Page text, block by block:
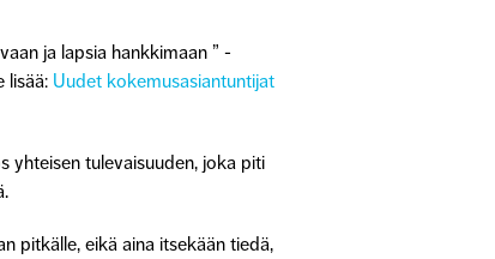
ja lapsia hankkimaan ” -
lisää: Uudet kokemusasiantuntijat
yhteisen tulevaisuuden, joka piti
pitkälle, eikä aina itsekään tiedä,